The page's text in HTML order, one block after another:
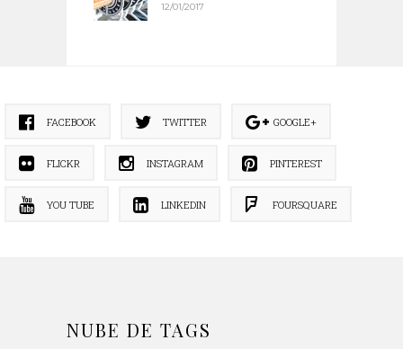
12/01/2017
FACEBOOK TWITTER GOOGLE+
FLICKR INSTAGRAM PINTEREST
YOU TUBE LINKEDIN FOURSQUARE
NUBE DE TAGS